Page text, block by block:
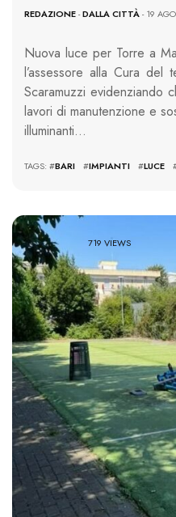
REDAZIONE-DALLA CITTÀ- 19
Nuova luce per Torre a
l’assessore alla Cura del
Scaramuzzi evidenziando
lavori di manutenzione e
illuminanti…
TAGS: #BARI #IMPIANTI #LUCE
719 VIEWS